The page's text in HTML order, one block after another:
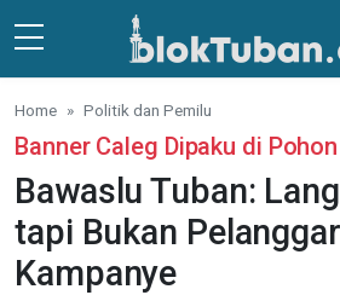
Skip to main content
Home Politik dan Pemilu
Banner Caleg Dipaku di Pohon
Bawaslu Tuban:
tapi Bukan
Kampanye